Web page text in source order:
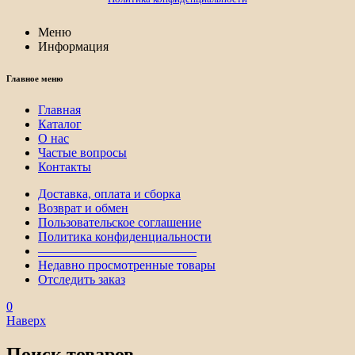
Меню
Информация
Главное меню
Главная
Каталог
О нас
Частые вопросы
Контакты
Доставка, оплата и сборка
Возврат и обмен
Пользовательское соглашение
Политика конфиденциальности
————————————–
Недавно просмотренные товары
Отследить заказ
0
Наверх